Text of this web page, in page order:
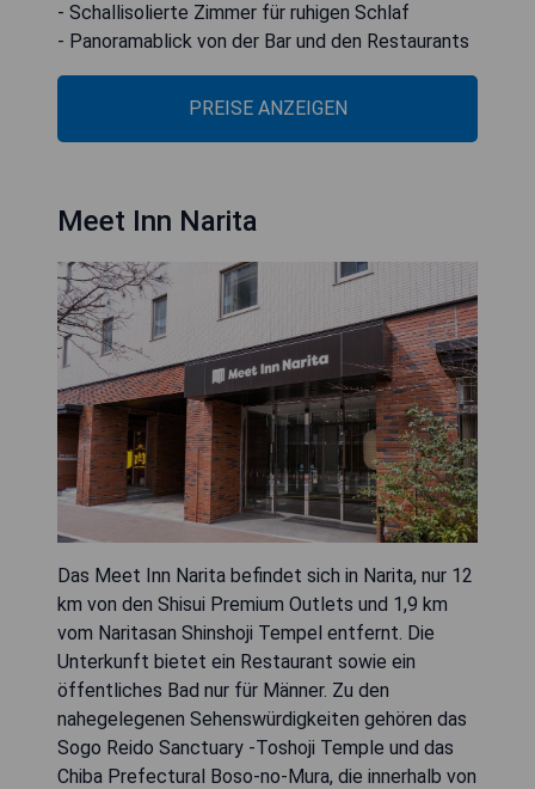
- Schallisolierte Zimmer für ruhigen Schlaf
- Panoramablick von der Bar und den Restaurants
PREISE ANZEIGEN
Meet Inn Narita
Das Meet Inn Narita befindet sich in Narita, nur 12
km von den Shisui Premium Outlets und 1,9 km
vom Naritasan Shinshoji Tempel entfernt. Die
Unterkunft bietet ein Restaurant sowie ein
öffentliches Bad nur für Männer. Zu den
nahegelegenen Sehenswürdigkeiten gehören das
Sogo Reido Sanctuary -Toshoji Temple und das
Chiba Prefectural Boso-no-Mura, die innerhalb von